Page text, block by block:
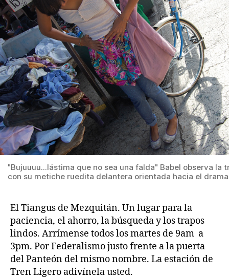
"Bujuuuu...lástima que no sea una falda" Babel observa la
con su metiche ruedita delantera orientada hacia el
El Tiangus de Mezquitán. Un lugar para la
paciencia, el ahorro, la búsqueda y los trapos
lindos. Arrímense todos los martes de 9am a
3pm. Por Federalismo justo frente a la puerta
del Panteón del mismo nombre. La estación de
Tren Ligero adivínela usted.